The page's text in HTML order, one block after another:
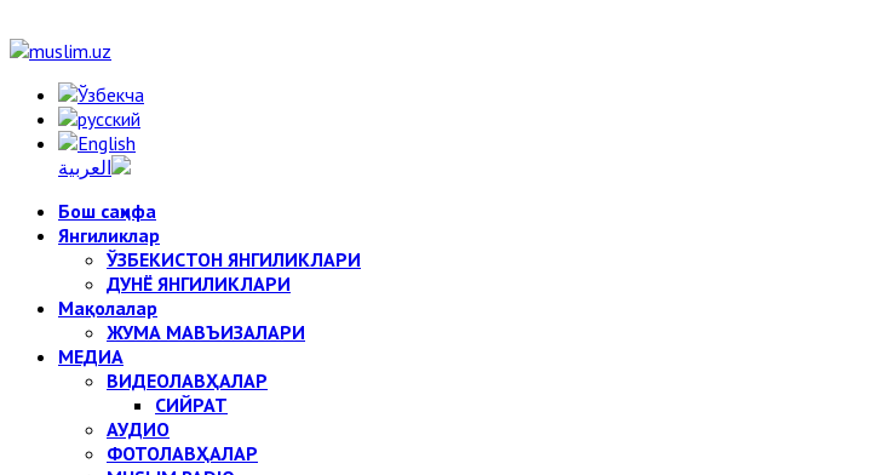
Бош саҳифа
Янгиликлар
ЎЗБЕКИСТОН ЯНГИЛИКЛАРИ
ДУНЁ ЯНГИЛИКЛАРИ
Мақолалар
ЖУМА МАВЪИЗАЛАРИ
МЕДИА
ВИДЕОЛАВҲАЛАР
СИЙРАТ
АУДИО
ФОТОЛАВҲАЛАР